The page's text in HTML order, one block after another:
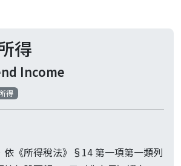
得
Income
得
依《所得稅法》§14 第一項第一類列